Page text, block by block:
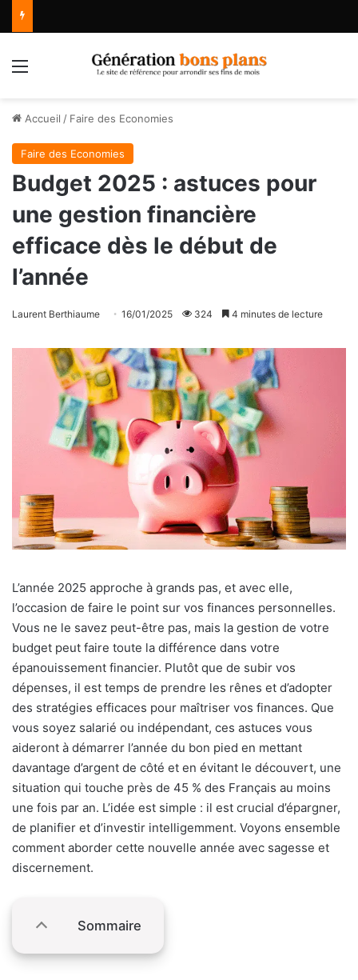
Menu
Accueil / Faire des Economies
Faire des Economies
Budget 2025 : astuces pour
une gestion financière
efficace dès le début de
l’année
Laurent Berthiaume 16/01/2025 324 4 minutes de lecture
L’année 2025 approche à grands pas, et avec elle,
l’occasion de faire le point sur vos finances personnelles.
Vous ne le savez peut-être pas, mais la gestion de votre
budget peut faire toute la différence dans votre
épanouissement financier. Plutôt que de subir vos
dépenses, il est temps de prendre les rênes et d’adopter
des stratégies efficaces pour maîtriser vos finances. Que
vous soyez salarié ou indépendant, ces astuces vous
aideront à démarrer l’année du bon pied en mettant
davantage d’argent de côté et en évitant le découvert, une
situation qui touche près de 45 % des Français au moins
une fois par an. L’idée est simple : il est crucial d’épargner,
de planifier et d’investir intelligemment. Voyons ensemble
comment aborder cette nouvelle année avec sagesse et
discernement.
Sommaire